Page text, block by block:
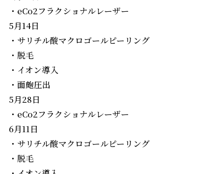
・eCo2フラクショナルレーザー
5月14日
・サリチル酸マクロゴールピーリング
・脱毛
・イオン導入
・面皰圧出
5月28日
・eCo2フラクショナルレーザー
6月11日
・サリチル酸マクロゴールピーリング
・脱毛